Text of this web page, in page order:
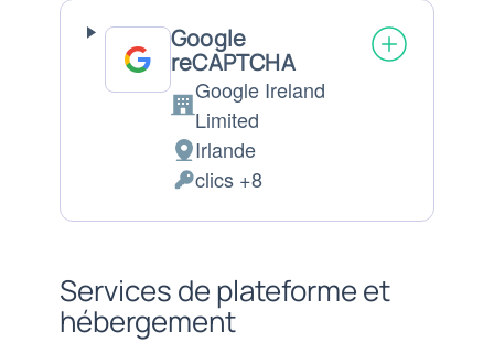
Google
reCAPTCHA
Entreprise:
Google Ireland
Limited
Lieu
de
traitement
Irlande
Données
personnelles
:
clics +8
Services de plateforme et
hébergement